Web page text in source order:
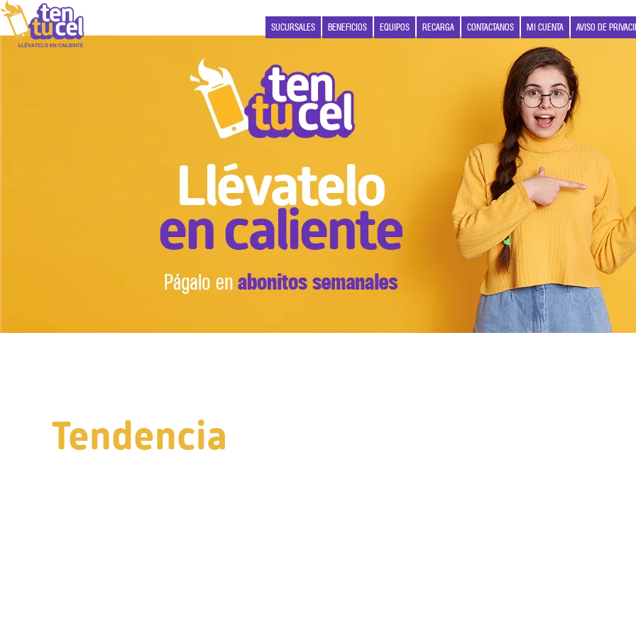
SUCURSALES BENEFICIOS EQUIPOS RECARGA CONTACTANOS MI CUENTA AVISO DE
Tendencia